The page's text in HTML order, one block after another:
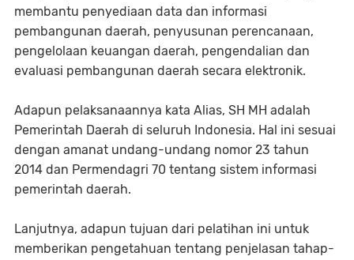
membantu penyediaan data dan informasi
pembangunan daerah, penyusunan perencanaan,
pengelolaan keuangan daerah, pengendalian dan
evaluasi pembangunan daerah secara elektronik.
Adapun pelaksanaannya kata Alias, SH MH adalah
Pemerintah Daerah di seluruh Indonesia. Hal ini sesuai
dengan amanat undang-undang nomor 23 tahun
2014 dan Permendagri 70 tentang sistem informasi
pemerintah daerah.
Lanjutnya, adapun tujuan dari pelatihan ini untuk
memberikan pengetahuan tentang penjelasan tahap-